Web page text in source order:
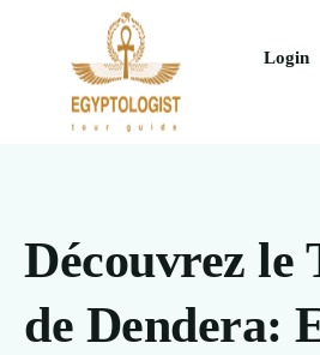
Login
Découvrez le
de Dendera: